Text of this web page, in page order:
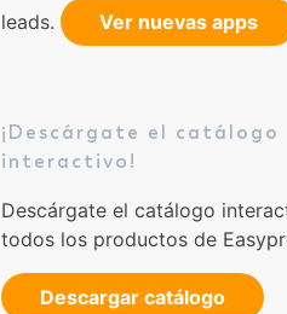
leads. Ver nuevas apps
¡Descárgate el catálogo
interactivo!
Descárgate el catálogo
todos los productos de
Descargar catálogo